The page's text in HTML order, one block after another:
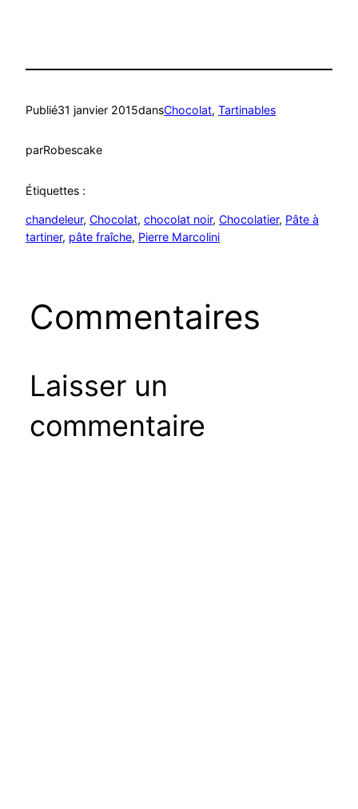
Publié31 janvier 2015dansChocolat, Tartinables
parRobescake
Étiquettes :
chandeleur, Chocolat, chocolat noir, Chocolatier, Pâte à
tartiner, pâte fraîche, Pierre Marcolini
Commentaires
Laisser un
commentaire